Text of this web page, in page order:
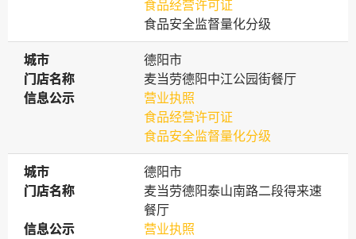
食品经营许可证
食品安全监督量化分级
城市
城市
德阳市
门店名称
门店名称
麦当劳德阳中江公园街餐厅
信息公示
信息公示
营业执照
食品经营许可证
食品安全监督量化分级
城市
城市
德阳市
门店名称
门店名称
麦当劳德阳泰山南路二段得来速
餐厅
信息公示
信息公示
营业执照